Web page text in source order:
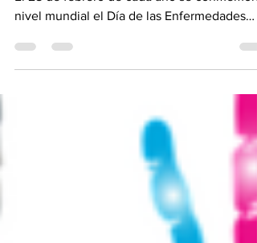
El 28 de febrero de cada año se conmemora
nivel mundial el Día de las Enfermedades
los desafíos que enfrentan quienes viven
aquellas que afectan a un número reducido
de personas en la población, generalmente
menos de 5 por cada 10.000 habitantes. No
obstante, este criterio numérico puede va